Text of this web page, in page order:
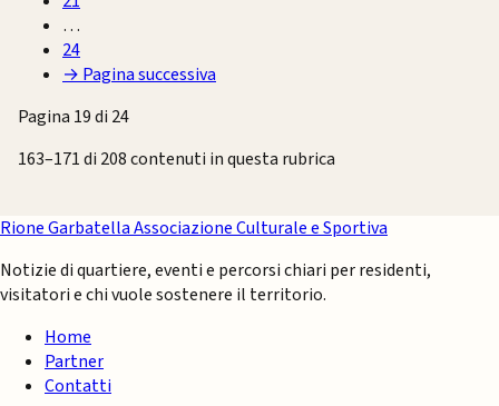
…
24
→ Pagina successiva
Pagina 19 di 24
163–171 di 208 contenuti in questa rubrica
Rione GarbatellaAssociazione Culturale e Sportiva
Notizie di quartiere, eventi e percorsi chiari per residenti,
visitatori e chi vuole sostenere il territorio.
Home
Partner
Contatti